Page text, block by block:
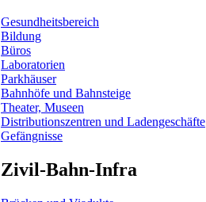
Gesundheitsbereich
Bildung
Büros
Laboratorien
Parkhäuser
Bahnhöfe und Bahnsteige
Theater, Museen
Distributionszentren und Ladengeschäfte
Gefängnisse
Zivil-Bahn-Infra